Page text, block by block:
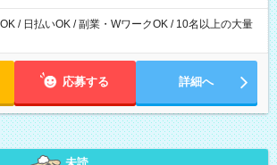
/ 日払いOK / 副業・WワークOK / 10名以上の大量
応募する 詳細へ